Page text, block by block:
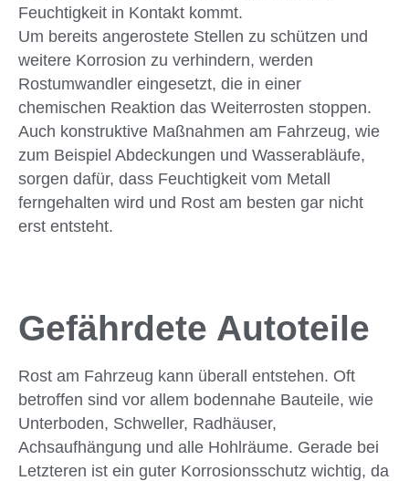
Feuchtigkeit in Kontakt kommt.
Um bereits angerostete Stellen zu schützen und
weitere Korrosion zu verhindern, werden
Rostumwandler eingesetzt, die in einer
chemischen Reaktion das Weiterrosten stoppen.
Auch konstruktive Maßnahmen am Fahrzeug, wie
zum Beispiel Abdeckungen und Wasserabläufe,
sorgen dafür, dass Feuchtigkeit vom Metall
ferngehalten wird und Rost am besten gar nicht
erst entsteht.
Gefährdete Autoteile
Rost am Fahrzeug kann überall entstehen. Oft
betroffen sind vor allem bodennahe Bauteile, wie
Unterboden, Schweller, Radhäuser,
Achsaufhängung und alle Hohlräume. Gerade bei
Letzteren ist ein guter Korrosionsschutz wichtig, da